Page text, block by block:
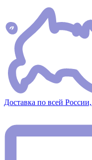
Доставка по всей